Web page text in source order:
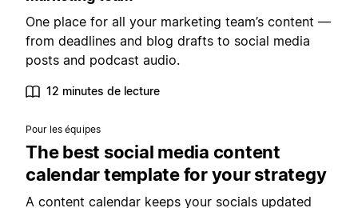
One place for all your marketing team’s content —
from deadlines and blog drafts to social media
posts and podcast audio.
12 minutes de lecture
Pour les équipes
The best social media content
calendar template for your strategy
A content calendar keeps your socials updated